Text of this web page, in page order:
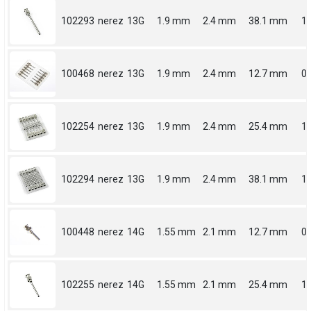
102293 nerez 13G 1.9 mm 2.4 mm 38.1 mm
100468 nerez 13G 1.9 mm 2.4 mm 12.7 mm
102254 nerez 13G 1.9 mm 2.4 mm 25.4 mm 1
102294 nerez 13G 1.9 mm 2.4 mm 38.1 mm
100448 nerez 14G 1.55 mm 2.1 mm 12.7 mm
102255 nerez 14G 1.55 mm 2.1 mm 25.4 mm 1